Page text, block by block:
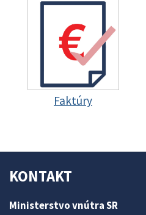
Faktúry
KONTAKT
Ministerstvo vnútra SR